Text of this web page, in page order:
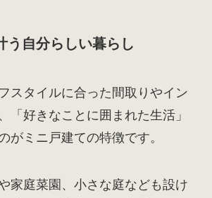
う自分らしい暮らし
スタイルに合った間取りやイン
「好きなことに囲まれた生活」
がミニ戸建ての特徴です。
家庭菜園、小さな庭なども設け